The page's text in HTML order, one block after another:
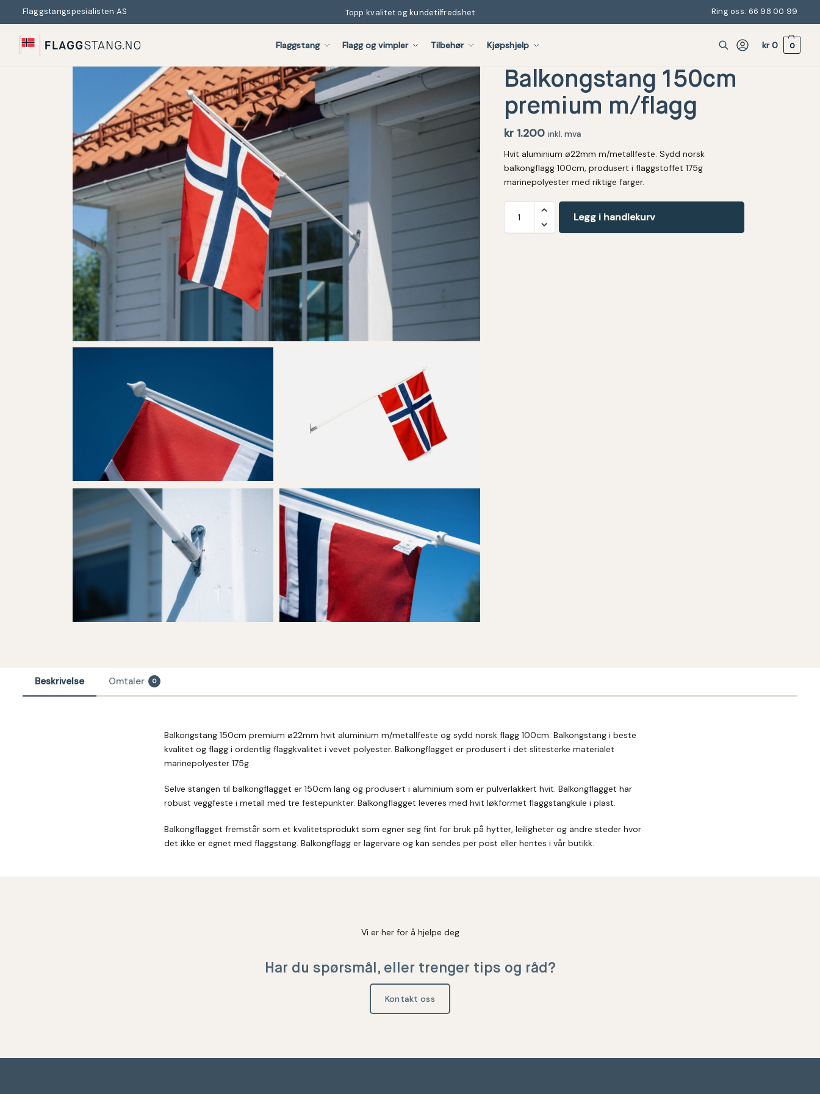
Flaggstangspesialisten AS Topp kvalitet og kundetilfredshet Ring oss: 66 98 00 99
Flaggstang Flagg og vimpler Tilbehør Kjøpshjelp
Search
kr0 0
Balkongstang 150cm
premium m/flagg
kr1.200 inkl. mva
Hvit aluminium ø22mm m/metallfeste. Sydd norsk
balkongflagg 100cm, produsert i flaggstoffet 175g
marinepolyester med riktige farger.
Legg i handlekurv
Beskrivelse Omtaler 0
Balkongstang 150cm premium ø22mm hvit aluminium m/metallfeste og sydd norsk flagg 100cm. Balkongstang i beste
kvalitet og flagg i ordentlig flaggkvalitet i vevet polyester. Balkongflagget er produsert i det slitesterke materialet
marinepolyester 175g.
Selve stangen til balkongflagget er 150cm lang og produsert i aluminium som er pulverlakkert hvit. Balkongflagget har
robust veggfeste i metall med tre festepunkter. Balkongflagget leveres med hvit løkformet flaggstangkule i plast.
Balkongflagget fremstår som et kvalitetsprodukt som egner seg fint for bruk på hytter, leiligheter og andre steder hvor
det ikke er egnet med flaggstang. Balkongflagg er lagervare og kan sendes per post eller hentes i vår butikk.
Vi er her for å hjelpe deg
Har du spørsmål, eller trenger tips og råd?
Kontakt oss